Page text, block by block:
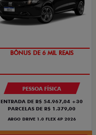
TAXA ZERO
PESSOA FÍSICA
ENTRADA DE R$ 54.967,04 +30
PARCELAS DE R$ 1.379,00
ARGO DRIVE 1.0 FLEX 4P 2026